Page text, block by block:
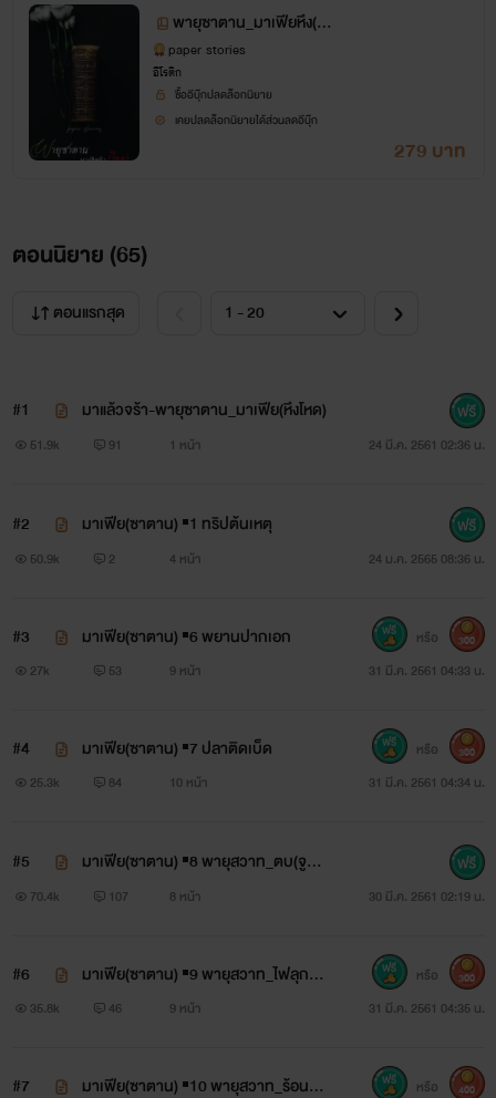
พายุซาตาน_มาเฟียหึง(โห
ด)
paper stories
อีโรติก
ซื้ออีบุ๊กปลดล็อกนิยาย
เคยปลดล็อกนิยายได้ส่วนลดอีบุ๊ก
279 บาท
ตอนนิยาย (65)
ตอนแรกสุด
#1 มาแล้วจร้า-พายุซาตาน_มาเฟีย(หึงโหด)
51.9k 91 1 หน้า 24 มี.ค. 2561 02:36 น.
#2 มาเฟีย(ซาตาน) ▪1 ทริปต้นเหตุ
50.9k 2 4 หน้า 24 ม.ค. 2565 08:36 น.
#3 มาเฟีย(ซาตาน) ▪6 พยานปากเอก
27k 53 9 หน้า 31 มี.ค. 2561 04:33 น.
หรือ 300
#4 มาเฟีย(ซาตาน) ▪7 ปลาติดเบ็ด
25.3k 84 10 หน้า 31 มี.ค. 2561 04:34 น.
หรือ 300
#5
มาเฟีย(ซาตาน) ▪8 พายุสวาท_ตบ(จูบ)
(R25++)
70.4k 107 8 หน้า 30 มี.ค. 2561 02:19 น.
#6
มาเฟีย(ซาตาน) ▪9 พายุสวาท_ไฟลุกโช
น (R25++)
35.8k 46 9 หน้า 31 มี.ค. 2561 04:35 น.
หรือ 300
#7 มาเฟีย(ซาตาน) ▪10 พายุสวาท_ร้อนฉ่า หรือ 400